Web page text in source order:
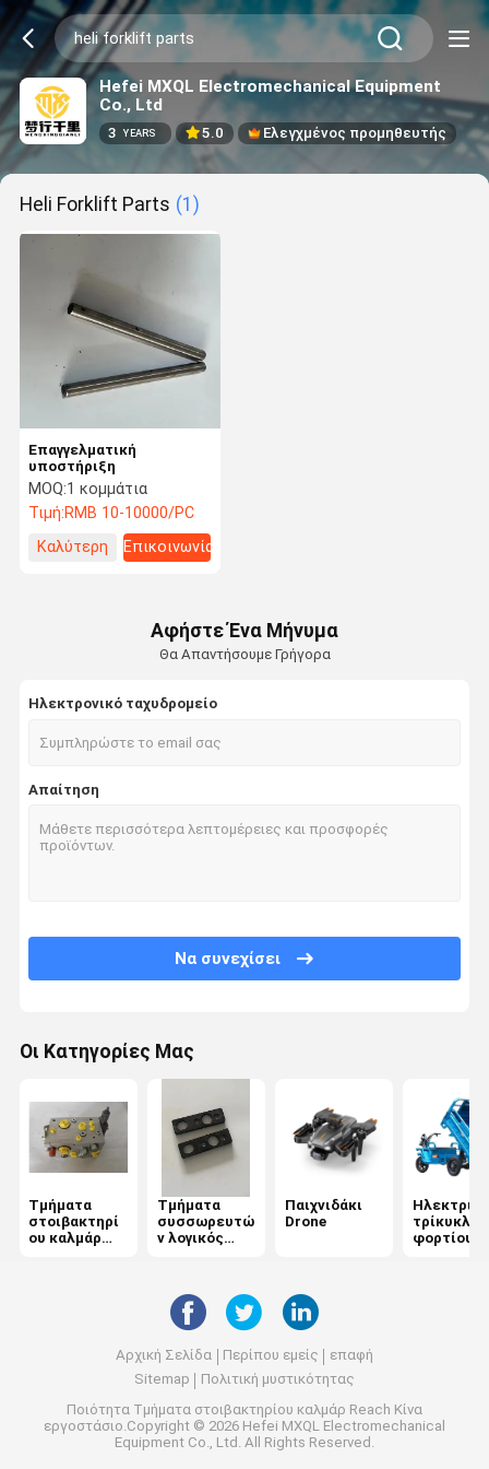
Hefei MXQL Electromechanical Equipment
Co., Ltd
3 YEARS 5.0 Ελεγχμένος προμηθευτής
Heli Forklift Parts (1)
Επαγγελματική
υποστήριξη
MOQ:1 κομμάτια
Τιμή:RMB 10-10000/PC
Καλύτερη
Επικοινωνία
Αφήστε Ένα Μήνυμα
Θα Απαντήσουμε Γρήγορα
Ηλεκτρονικό ταχυδρομείο
Απαίτηση
Να συνεχίσει
Οι Κατηγορίες Μας
Τμήματα
στοιβακτηρί
ου καλμάρ
Τμήματα
συσσωρευτώ
ν λογικός
Παιχνιδάκι
Drone
Ηλεκτρικό
τρίκυκλο
φορτίου
Αρχική Σελίδα Περίπου εμείς
επαφή
Sitemap
Πολιτική μυστικότητας
Ποιότητα Τμήματα στοιβακτηρίου καλμάρ Reach Κίνα
εργοστάσιο.Copyright © 2026 Hefei MXQL Electromechanical
Equipment Co., Ltd. All Rights Reserved.